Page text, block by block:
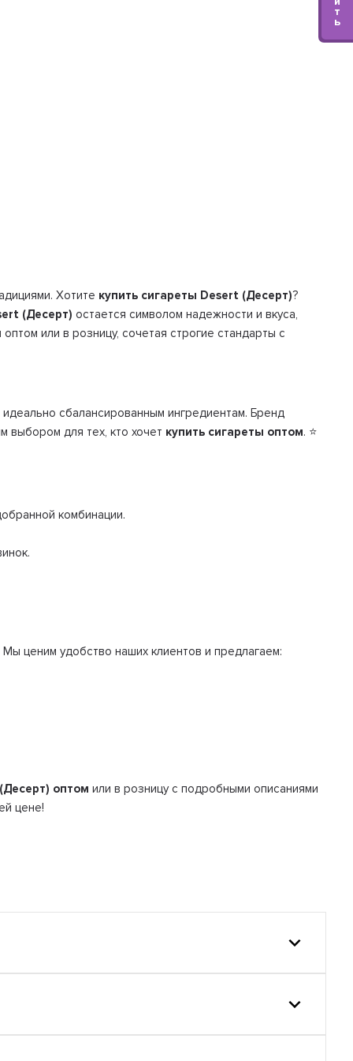
Хотите купить сигареты Desert (Десерт)?
(Десерт) остается символом надежности и вкуса,
или в розницу, сочетая строгие стандарты с
сбалансированным ингредиентам. Бренд
выбором для тех, кто хочет купить сигареты оптом. ⭐
комбинации.
ценим удобство наших клиентов и предлагаем:
оптом или в розницу с подробными описаниями
цене!
т
ь